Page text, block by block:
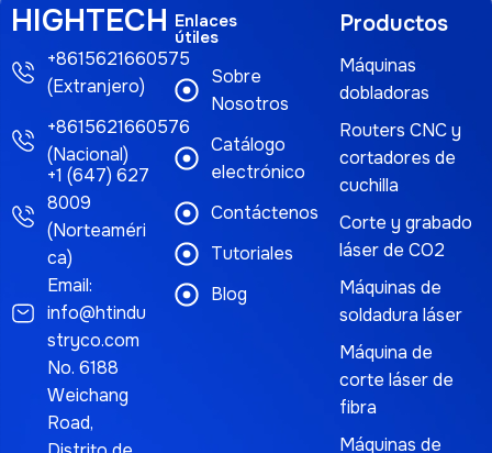
HIGHTECH
+8615621660575
(Extranjero)
+8615621660576
(Nacional)
+1 (647) 627
8009
(Norteaméri
ca)
Email:
info@htindu
stryco.com
No. 6188
Weichang
Road,
Enlaces
útiles
Sobre
Nosotros
Catálogo
electrónico
Contáctenos
Tutoriales
Blog
Productos
Máquinas
dobladoras
Routers CNC y
cortadores de
cuchilla
Corte y grabado
láser de CO2
Máquinas de
soldadura láser
Máquina de
corte láser de
fibra
Máquinas de